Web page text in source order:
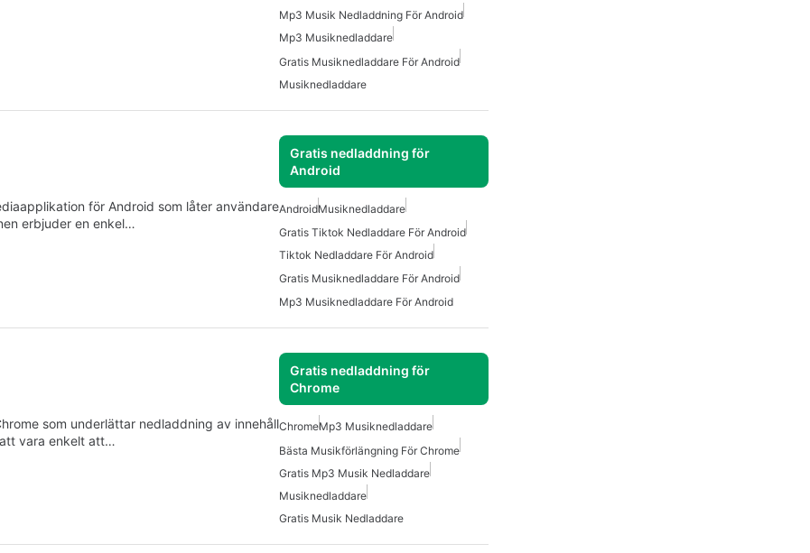
Mp3 Musik Nedladdning För Android
Mp3 Musiknedladdare
Gratis Musiknedladdare För Android
Musiknedladdare
Gratis nedladdning för
Android
för Android som låter användare
erbjuder en enkel…
AndroidMusiknedladdare
Gratis Tiktok Nedladdare För Android
Tiktok Nedladdare För Android
Gratis Musiknedladdare För Android
Mp3 Musiknedladdare För Android
Gratis nedladdning för
Chrome
som underlättar nedladdning av innehåll
vara enkelt att…
ChromeMp3 Musiknedladdare
Bästa Musikförlängning För Chrome
Gratis Mp3 Musik Nedladdare
Musiknedladdare
Gratis Musik Nedladdare